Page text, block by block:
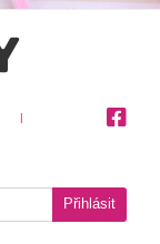
|
Přihlásit